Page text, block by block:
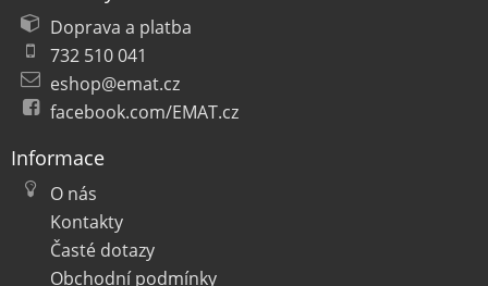
Doprava a platba
732 510 041
eshop@emat.cz
facebook.com/EMAT.cz
Informace
O nás
Kontakty
Časté dotazy
Obchodní podmínky